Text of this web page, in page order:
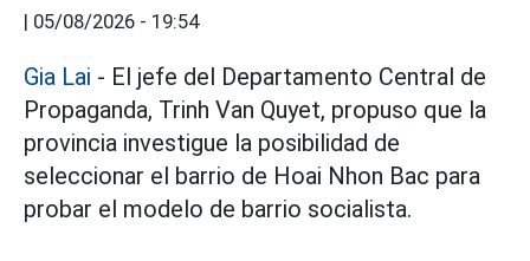
| 05/08/2026 - 19:54
Gia Lai - El jefe del Departamento Central de
Propaganda, Trinh Van Quyet, propuso que la
provincia investigue la posibilidad de
seleccionar el barrio de Hoai Nhon Bac para
probar el modelo de barrio socialista.